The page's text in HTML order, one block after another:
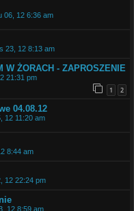
06, 12 6:36 am
23, 12 8:13 am
W ŻORACH - ZAPROSZENIE
21:31 pm
1 2
04.08.12
12 11:20 am
8:44 am
12 22:24 pm
12 8:59 am